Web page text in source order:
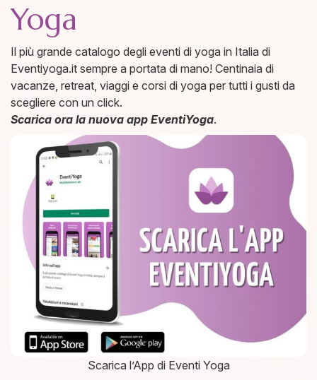
Yoga
Il più grande catalogo degli eventi di yoga in Italia di
Eventiyoga.it sempre a portata di mano! Centinaia di
vacanze, retreat, viaggi e corsi di yoga per tutti i gusti da
scegliere con un click.
Scarica ora la nuova app EventiYoga.
Scarica l’App di Eventi Yoga